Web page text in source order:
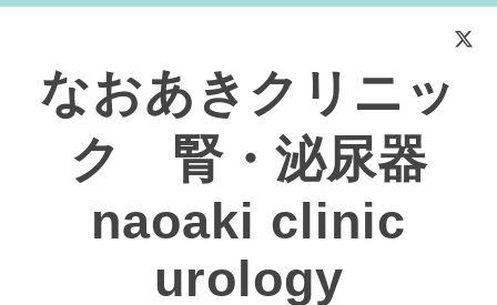
なおあきクリニッ
ク 腎・泌尿器
naoaki clinic
urology